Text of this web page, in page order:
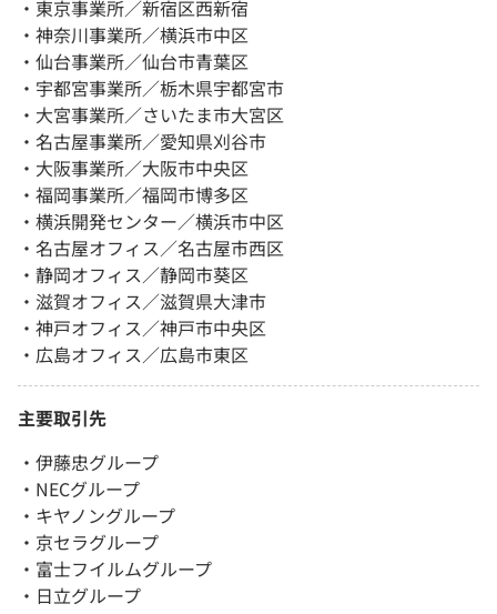
・東京事業所／新宿区西新宿
・神奈川事業所／横浜市中区
・仙台事業所／仙台市青葉区
・宇都宮事業所／栃木県宇都宮市
・大宮事業所／さいたま市大宮区
・名古屋事業所／愛知県刈谷市
・大阪事業所／大阪市中央区
・福岡事業所／福岡市博多区
・横浜開発センター／横浜市中区
・名古屋オフィス／名古屋市西区
・静岡オフィス／静岡市葵区
・滋賀オフィス／滋賀県大津市
・神戸オフィス／神戸市中央区
・広島オフィス／広島市東区
主要取引先
・伊藤忠グループ
・NECグループ
・キヤノングループ
・京セラグループ
・富士フイルムグループ
・日立グループ